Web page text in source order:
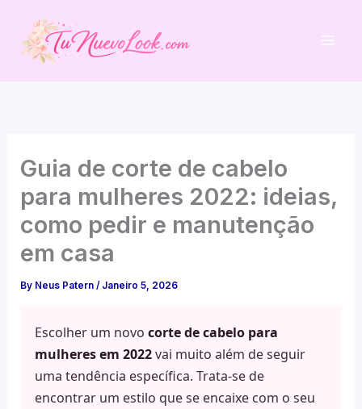
content
Guia de corte de cabelo
para mulheres 2022: ideias,
como pedir e manutenção
em casa
By Neus Patern/ Janeiro 5, 2026
Escolher um novocorte de cabelo para
mulheres em 2022vai muito além de seguir
uma tendência específica. Trata-se de
encontrar um estilo que se encaixe com o seu